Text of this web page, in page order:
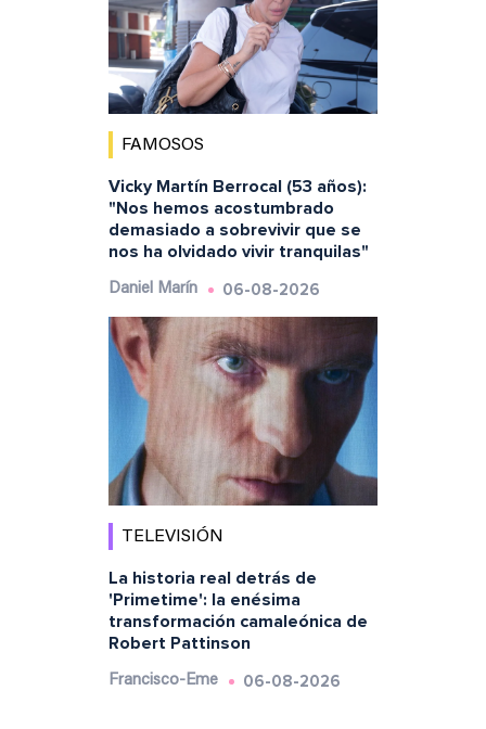
FAMOSOS
Vicky Martín Berrocal (53 años):
"Nos hemos acostumbrado
demasiado a sobrevivir que se
nos ha olvidado vivir tranquilas"
Daniel Marín 06-08-2026
TELEVISIÓN
La historia real detrás de
'Primetime': la enésima
transformación camaleónica de
Robert Pattinson
Francisco-Eme 06-08-2026